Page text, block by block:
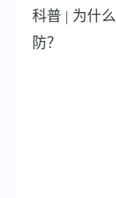
科普 | 为什
防？